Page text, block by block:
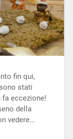
fin qui,
stati
eccezione!
della
vedere…